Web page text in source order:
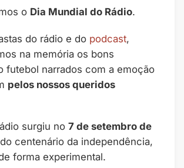
o Dia Mundial do Rádio.
do rádio e do podcast,
na memória os bons
futebol narrados com a emoção
pelos nossos queridos
surgiu no 7 de setembro de
centenário da independência,
forma experimental.